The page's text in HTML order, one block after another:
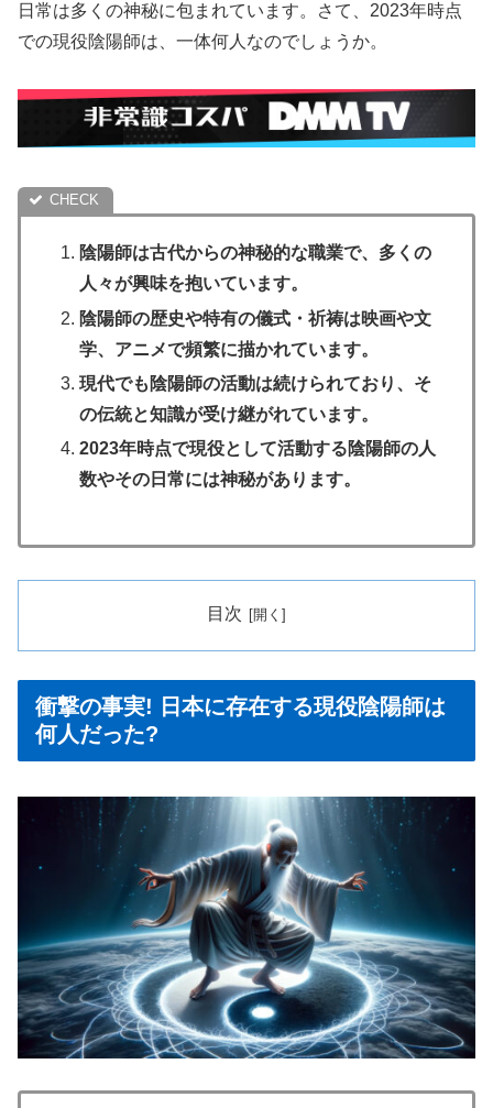
日常は多くの神秘に包まれています。さて、2023年時点
での現役陰陽師は、一体何人なのでしょうか。
陰陽師は古代からの神秘的な職業で、多くの
人々が興味を抱いています。
陰陽師の歴史や特有の儀式・祈祷は映画や文
学、アニメで頻繁に描かれています。
現代でも陰陽師の活動は続けられており、そ
の伝統と知識が受け継がれています。
2023年時点で現役として活動する陰陽師の人
数やその日常には神秘があります。
目次
衝撃の事実! 日本に存在する現役陰陽師は
何人だった?